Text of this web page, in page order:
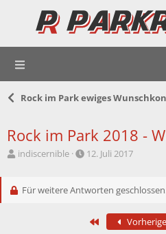
Rock im Park ewiges
Rock im Park 2018 -
E
t
indiscernible
E
t
12. Juli 2017
Für weitere Antworten
Erste Vorherige